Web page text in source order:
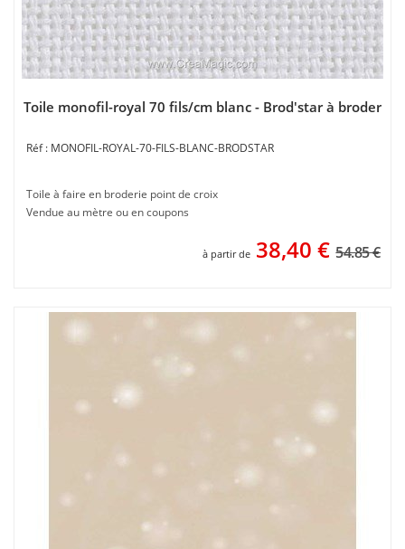
Toile monofil-royal 70 fils/cm blanc - Brod'star à broder
MONOFIL-ROYAL-70-FILS-BLANC-BRODSTAR
Toile à faire en broderie point de croix
Vendue au mètre ou en coupons
à partir de 38,40 € 54.85 €